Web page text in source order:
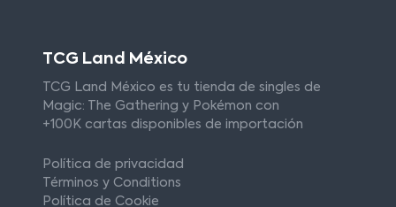
TCG Land México
TCG Land México es tu tienda de singles de
Magic: The Gathering y Pokémon con
+100K cartas disponibles de importación
Política de privacidad
Términos y Conditions
Política de Cookie